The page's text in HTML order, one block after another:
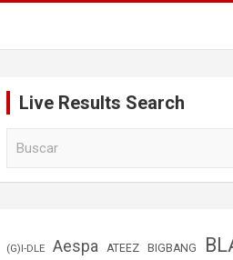
Live Results Search
(G)I-DLE Aespa ATEEZ BIGBANG